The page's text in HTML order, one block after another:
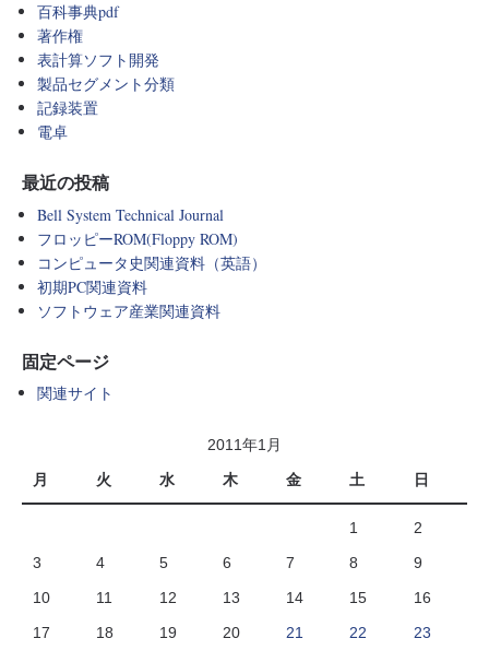
百科事典pdf
著作権
表計算ソフト開発
製品セグメント分類
記録装置
電卓
最近の投稿
Bell System Technical Journal
フロッピーROM(Floppy ROM)
コンピュータ史関連資料（英語）
初期PC関連資料
ソフトウェア産業関連資料
固定ページ
関連サイト
2011年1月
月
火 水 木 金 土 日
1
2
3
4 5 6 7 8
9
10
11 12 13 14 15
16
17
18 19 20 21 22
23